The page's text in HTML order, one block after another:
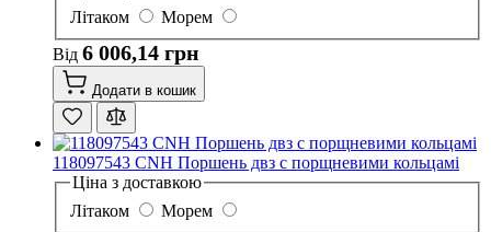
Літаком
Морем
Від 6 006,14 грн
Додати в кошик
118097543 CNH Поршень двз с порщневими кольцамі
Ціна з доставкою
Літаком
Морем